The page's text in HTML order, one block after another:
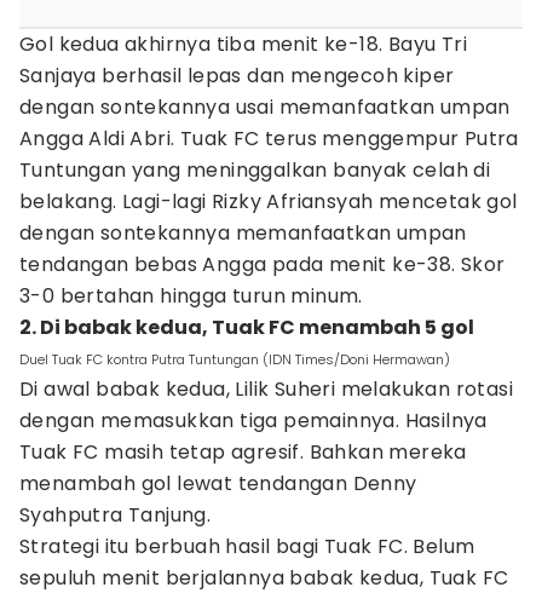
Gol kedua akhirnya tiba menit ke-18. Bayu Tri
Sanjaya berhasil lepas dan mengecoh kiper
dengan sontekannya usai memanfaatkan umpan
Angga Aldi Abri. Tuak FC terus menggempur Putra
Tuntungan yang meninggalkan banyak celah di
belakang. Lagi-lagi Rizky Afriansyah mencetak gol
dengan sontekannya memanfaatkan umpan
tendangan bebas Angga pada menit ke-38. Skor
3-0 bertahan hingga turun minum.
2. Di babak kedua, Tuak FC menambah 5 gol
Duel Tuak FC kontra Putra Tuntungan (IDN Times/Doni Hermawan)
Di awal babak kedua, Lilik Suheri melakukan rotasi
dengan memasukkan tiga pemainnya. Hasilnya
Tuak FC masih tetap agresif. Bahkan mereka
menambah gol lewat tendangan Denny
Syahputra Tanjung.
Strategi itu berbuah hasil bagi Tuak FC. Belum
sepuluh menit berjalannya babak kedua, Tuak FC